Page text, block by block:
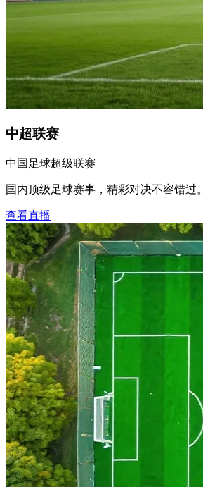
中超联赛
中国足球超级联赛
国内顶级足球赛事，精彩对决不容错过。
查看直播